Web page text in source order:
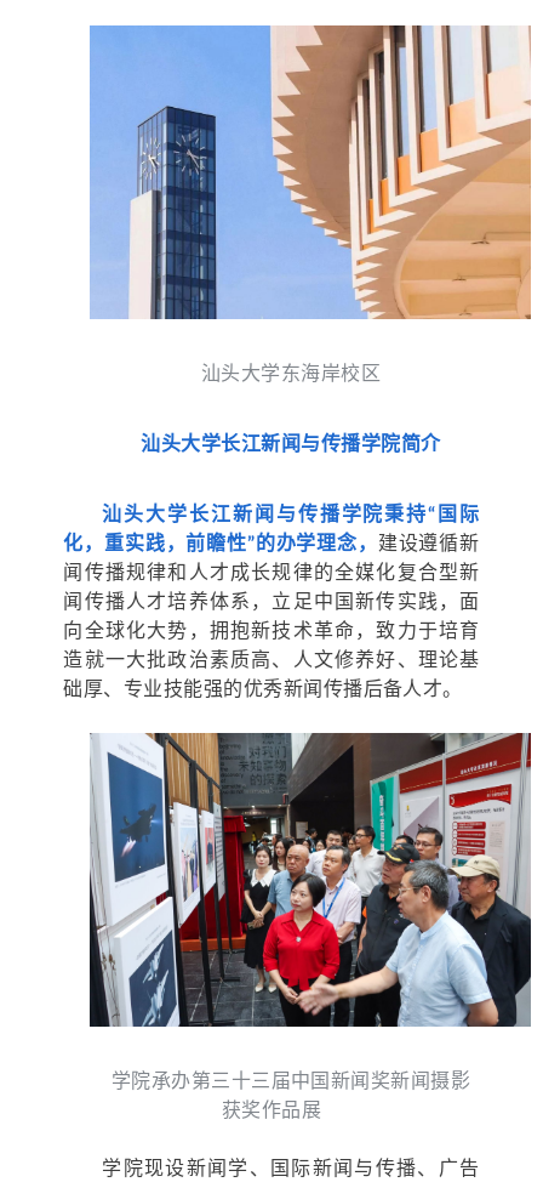
汕头大学东海岸校区
汕头大学长江新闻与传播学院简介
汕头大学长江新闻与传播学院秉持“国际
化，重实践，前瞻性”的办学理念， 建设遵循新
闻传播规律和人才成长规律的全媒化复合型新
闻传播人才培养体系，立足中国新传实践，面
向全球化大势，拥抱新技术革命，致力于培育
造就一大批政治素质高、人文修养好、理论基
础厚、专业技能强的优秀新闻传播后备人才。
学院承办第三十三届中国新闻奖新闻摄影
获奖作品展
学院现设新闻学、国际新闻与传播、广告